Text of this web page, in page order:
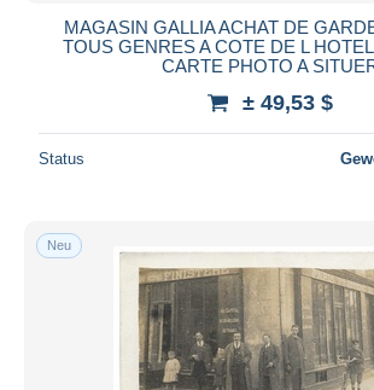
MAGASIN GALLIA ACHAT DE
TOUS GENRES A COTE DE L
CARTE PHOTO A
± 49,53 $
Status
Neu